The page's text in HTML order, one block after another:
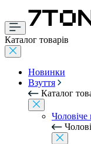
Каталог товарів
Новинки
Взуття
Каталог
Чоловіче